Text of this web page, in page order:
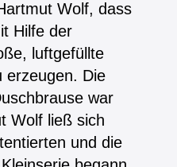
Wolf, dass
Hilfe der
luftgefüllte
erzeugen. Die
war
Wolf ließ sich
und die